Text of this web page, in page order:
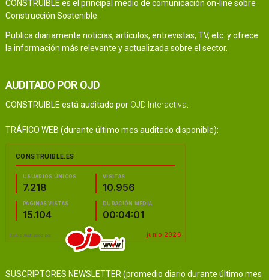
CONSTRUIBLE es el principal medio de comunicación on-line sobre
Construcción Sostenible.
Publica diariamente noticias, artículos, entrevistas, TV, etc. y ofrece
la información más relevante y actualizada sobre el sector.
AUDITADO POR OJD
CONSTRUIBLE está auditado por OJD Interactiva
TRÁFICO WEB (durante último mes auditado disponible):
SUSCRIPTORES NEWSLETTER (promedio diario durante último mes